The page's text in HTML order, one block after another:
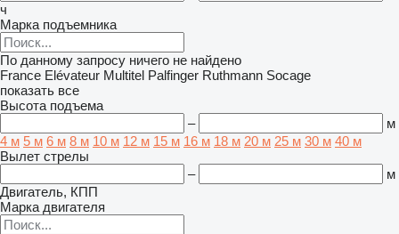
ч
Марка подъемника
По данному запросу ничего не найдено
France Elévateur Multitel Palfinger Ruthmann Socage
показать все
Высота подъема
–
м
4 м 5 м 6 м 8 м 10 м 12 м 15 м 16 м 18 м 20 м 25 м 30 м 40 м
Вылет стрелы
–
м
Двигатель, КПП
Марка двигателя